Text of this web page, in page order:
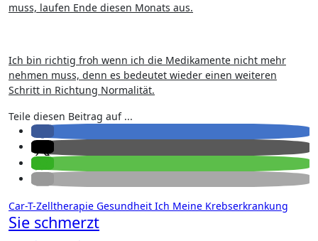
muss, laufen Ende diesen Monats aus.
Ich bin richtig froh wenn ich die Medikamente nicht mehr
nehmen muss, denn es bedeutet wieder einen weiteren
Schritt in Richtung Normalität.
Teile diesen Beitrag auf ...
Car-T-Zelltherapie Gesundheit Ich Meine Krebserkrankung
Sie schmerzt